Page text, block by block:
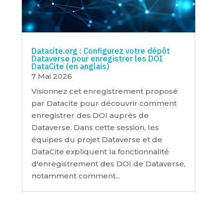
Datacite.org : Configurez votre dépôt
Dataverse pour enregistrer les DOI
DataCite (en anglais)
7 Mai 2026
Visionnez cet enregistrement proposé
par Datacite pour découvrir comment
enregistrer des DOI auprès de
Dataverse. Dans cette session, les
équipes du projet Dataverse et de
DataCite expliquent la fonctionnalité
d'enregistrement des DOI de Dataverse,
notamment comment...